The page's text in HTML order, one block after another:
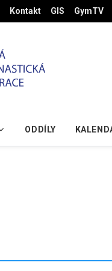
Kontakt GIS GymTV
ODDÍLY